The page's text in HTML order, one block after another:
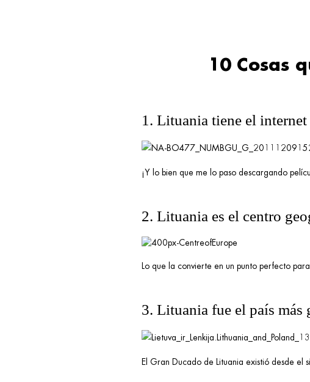
10 Cosas
1. Lituania tiene el
¡Y lo bien que me lo paso descargando
2. Lituania es el centro
Lo que la convierte en un punto perfecto
3. Lituania fue el país más
El Gran Ducado de Lituania existió desde el